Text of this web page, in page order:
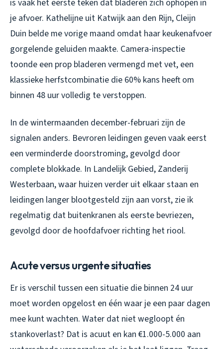
is vaak het eerste teken dat bladeren zich ophopen in
je afvoer. Kathelijne uit Katwijk aan den Rijn, Cleijn
Duin belde me vorige maand omdat haar keukenafvoer
gorgelende geluiden maakte. Camera-inspectie
toonde een prop bladeren vermengd met vet, een
klassieke herfstcombinatie die 60% kans heeft om
binnen 48 uur volledig te verstoppen.
In de wintermaanden december-februari zijn de
signalen anders. Bevroren leidingen geven vaak eerst
een verminderde doorstroming, gevolgd door
complete blokkade. In Landelijk Gebied, Zanderij
Westerbaan, waar huizen verder uit elkaar staan en
leidingen langer blootgesteld zijn aan vorst, zie ik
regelmatig dat buitenkranen als eerste bevriezen,
gevolgd door de hoofdafvoer richting het riool.
Acute versus urgente situaties
Er is verschil tussen een situatie die binnen 24 uur
moet worden opgelost en één waar je een paar dagen
mee kunt wachten. Water dat niet wegloopt én
stankoverlast? Dat is acuut en kan €1.000-5.000 aan